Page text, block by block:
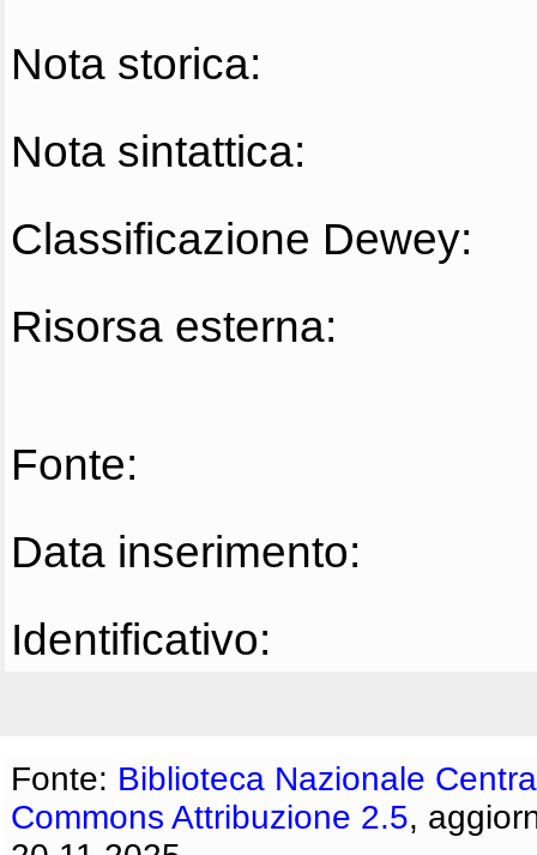
Nota storica:
Nota sintattica:
Classificazione Dewey:
Risorsa esterna:
Fonte:
Data inserimento:
Identificativo:
Fonte: Biblioteca Nazionale
Commons Attribuzione 2.5,